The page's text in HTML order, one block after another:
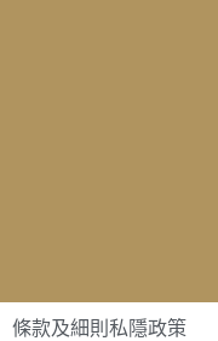
條款及細則 私隱政策